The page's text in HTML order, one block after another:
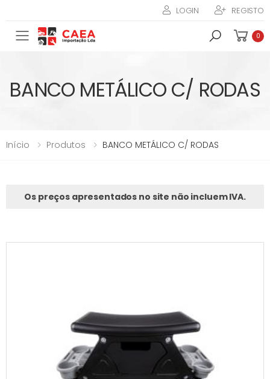
LOGIN REGISTO
Toggle mobile menu 0
BANCO METÁLICO C/ RODAS
Início Produtos BANCO METÁLICO C/ RODAS
Os preços apresentados no site não incluem IVA.